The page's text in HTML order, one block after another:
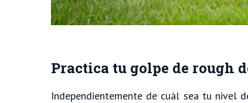
Practica tu golpe de rough
Independientemente de cuál sea tu nivel